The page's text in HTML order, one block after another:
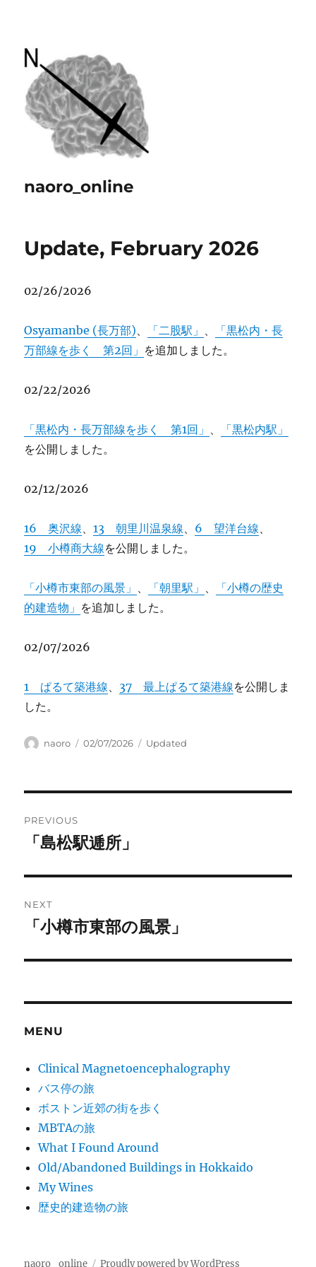
naoro_online
Update, February 2026
02/26/2026
Osyamanbe (長万部)、 「二股駅」 、
「黒松内・長
万部線を歩く 第2回」 を追加しました。
02/22/2026
「黒松内・長万部線を歩く 第1回」 、
「黒松内駅」
を公開しました。
02/12/2026
16 奥沢線、13 朝里川温泉線、 6 望洋台線、
19 小樽商大線を公開しました。
「小樽市東部の風景」 、 「朝里駅」 、
「小樽の歴史
的建造物」 を追加しました。
02/07/2026
1 ぱるて築港線、 37 最上ぱるて築港線を公開しま
した。
Author
naoro
Posted
02/07/2026 Categories
Updated
navigation
PREVIOUS
Previous
「島松駅逓所」
NEXT
Next
「小樽市東部の風景」
MENU
Clinical Magnetoencephalography
バス停の旅
ボストン近郊の街を歩く
MBTAの旅
What I Found Around
Old/Abandoned Buildings in Hokkaido
My Wines
歴史的建造物の旅
naoro_online Proudly powered by WordPress